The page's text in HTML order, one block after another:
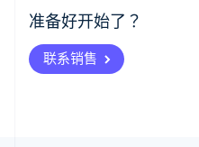
准备好开始了？
联系销售
爱沙尼亚
English
奥地利
Deutsch English